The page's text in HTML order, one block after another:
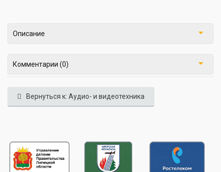
Описание
Комментарии (0)
Вернуться к: Аудио- и видеотехника